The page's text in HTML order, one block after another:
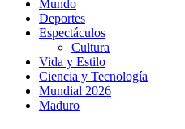
Mundo
Deportes
Espectáculos
Cultura
Vida y Estilo
Ciencia y Tecnología
Mundial 2026
Maduro